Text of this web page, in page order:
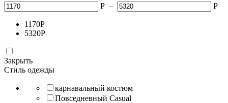
Р – Р
1170Р
5320Р
Закрыть
Стиль одежды
карнавальный костюм
Повседневный Casual